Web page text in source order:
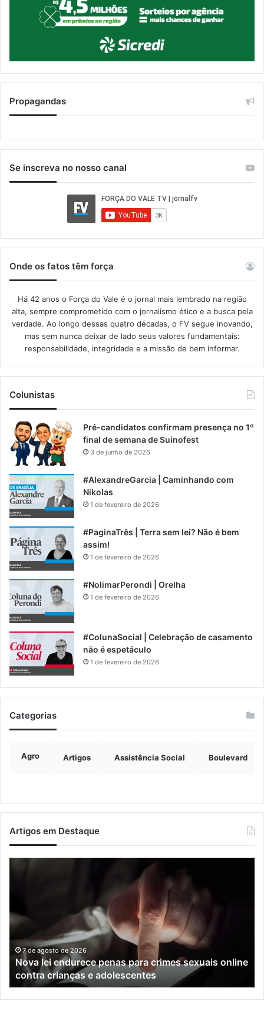
Propagandas
Se inscreva no nosso canal
Onde os fatos têm força
Há 42 anos o Força do Vale é o jornal mais lembrado na região
alta, sempre comprometido com o jornalismo ético e a busca pela
verdade. Ao longo dessas quatro décadas, o FV segue inovando,
mas sem nunca deixar de lado seus valores fundamentais:
responsabilidade, integridade e a missão de bem informar.​
Colunistas
Pré-candidatos confirmam presença no 1º
final de semana de Suinofest
3 de junho de 2026
#AlexandreGarcia | Caminhando com
Nikolas
1 de fevereiro de 2026
#PaginaTrês | Terra sem lei? Não é bem
assim!
1 de fevereiro de 2026
#NolimarPerondi | Orelha
1 de fevereiro de 2026
#ColunaSocial | Celebração de casamento
não é espetáculo
1 de fevereiro de 2026
Categorias
Agro Artigos Assistência Social Boulevard
Artigos em Destaque
para
crimes
sexuais
online
contra
crianças
e
adolescentes
7 de agosto de 2026
Nova lei endurece penas para crimes sexuais online
contra crianças e adolescentes